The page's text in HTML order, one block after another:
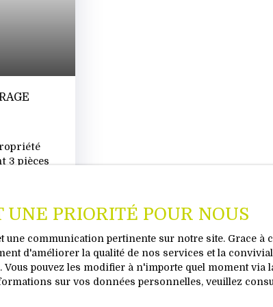
3 pièces
profiter des
que
et
de ville
la vidéo de notre philosophie
PRIORITÉ POUR NOUS
communication pertinente sur notre site. Grace à
d'améliorer la qualité de nos services et la
pouvez les modifier à n'importe quel moment via
sur vos données personnelles, veuillez